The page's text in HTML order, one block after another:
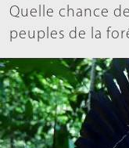
Quelle chance
peuples de la